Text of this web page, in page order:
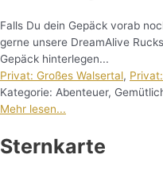
Falls Du dein Gepäck vorab
gerne unsere DreamAlive
Gepäck hinterlegen...
Privat: Großes Walsertal,
Kategorie: Abenteuer,
Mehr lesen...
Sternkarte